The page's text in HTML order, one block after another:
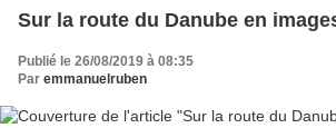
Sur la route du Danube en
Publié le 26/08/2019 à 08:35
Par emmanuelruben